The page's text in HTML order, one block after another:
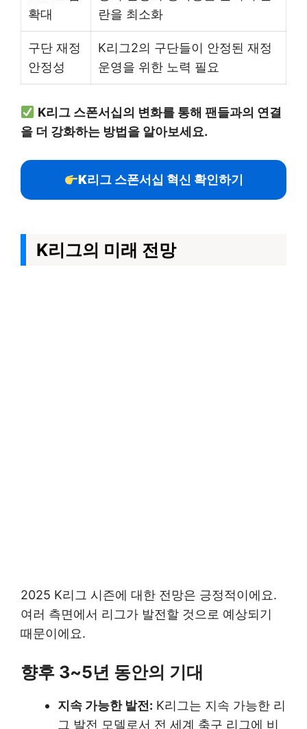
확대
란을 최소화
구단 재정
안정성
K리그2의 구단들이 안정된 재정
운영을 위한 노력 필요
K리그 스폰서십의 변화를 통해 팬들과의 연결
을 더 강화하는 방법을 알아보세요.
K리그 스폰서십 혁신 확인하기
K리그의 미래 전망
2025 K리그 시즌에 대한 전망은 긍정적이에요.
여러 측면에서 리그가 발전할 것으로 예상되기
때문이에요.
향후 3~5년 동안의 기대
지속 가능한 발전: K리그는 지속 가능한 리
그 발전 모델로서 전 세계 축구 리그에 비